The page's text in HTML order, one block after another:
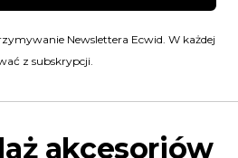
Newslettera Ecwid. W każdej
z subskrypcji.
akcesoriów